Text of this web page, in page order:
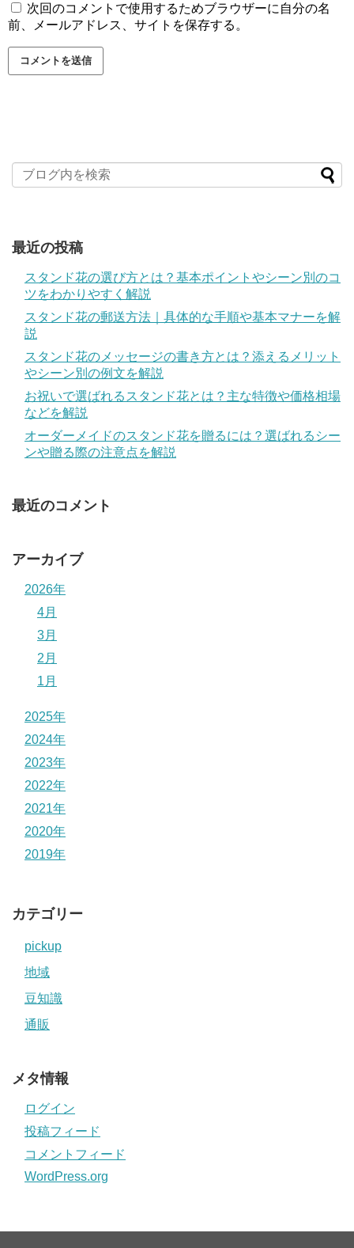
次回のコメントで使用するためブラウザーに自分の名
前、メールアドレス、サイトを保存する。
最近の投稿
スタンド花の選び方とは？基本ポイントやシーン別のコ
ツをわかりやすく解説
スタンド花の郵送方法｜具体的な手順や基本マナーを解
説
スタンド花のメッセージの書き方とは？添えるメリット
やシーン別の例文を解説
お祝いで選ばれるスタンド花とは？主な特徴や価格相場
などを解説
オーダーメイドのスタンド花を贈るには？選ばれるシー
ンや贈る際の注意点を解説
最近のコメント
アーカイブ
2026年
4月
3月
2月
1月
2025年
2024年
2023年
2022年
2021年
2020年
2019年
カテゴリー
pickup
地域
豆知識
通販
メタ情報
ログイン
投稿フィード
コメントフィード
WordPress.org